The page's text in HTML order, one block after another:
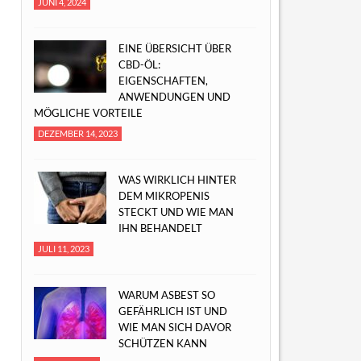
EINE ÜBERSICHT ÜBER
CBD-ÖL:
EIGENSCHAFTEN,
ANWENDUNGEN UND
MÖGLICHE VORTEILE
DEZEMBER 14, 2023
WAS WIRKLICH HINTER
DEM MIKROPENIS
STECKT UND WIE MAN
IHN BEHANDELT
JULI 11, 2023
WARUM ASBEST SO
GEFÄHRLICH IST UND
WIE MAN SICH DAVOR
SCHÜTZEN KANN